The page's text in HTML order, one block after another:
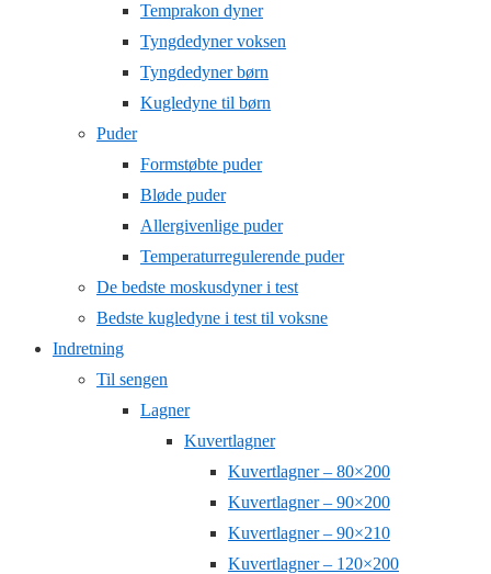
Temprakon dyner
Tyngdedyner voksen
Tyngdedyner børn
Kugledyne til børn
Puder
Formstøbte puder
Bløde puder
Allergivenlige puder
Temperaturregulerende puder
De bedste moskusdyner i test
Bedste kugledyne i test til voksne
Indretning
Til sengen
Lagner
Kuvertlagner
Kuvertlagner – 80×200
Kuvertlagner – 90×200
Kuvertlagner – 90×210
Kuvertlagner – 120×200